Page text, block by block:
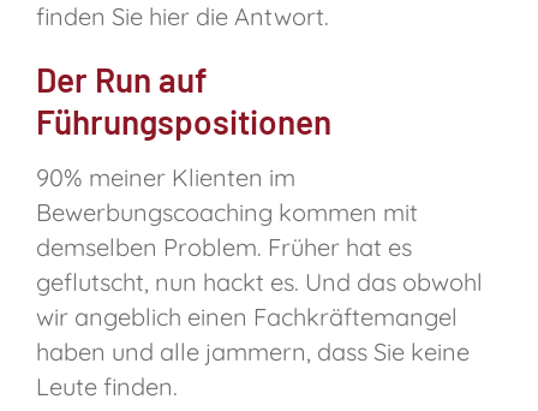
finden Sie hier die Antwort.
Der Run auf
Führungspositionen
90% meiner Klienten im
Bewerbungscoaching kommen mit
demselben Problem. Früher hat es
geflutscht, nun hackt es. Und das obwohl
wir angeblich einen Fachkräftemangel
haben und alle jammern, dass Sie keine
Leute finden.